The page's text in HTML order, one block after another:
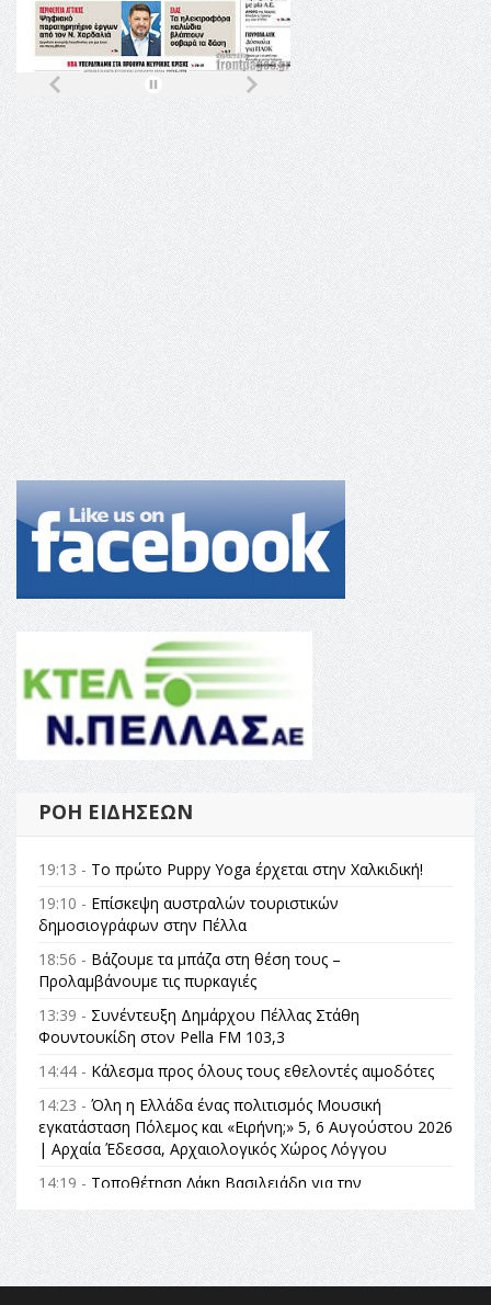
ΡΟΉ ΕΙΔΉΣΕΩΝ
19:13 - Το πρώτο Puppy Yoga έρχεται στην Χαλκιδική!
19:10 - Επίσκεψη αυστραλών τουριστικών
δημοσιογράφων στην Πέλλα
18:56 - Βάζουμε τα μπάζα στη θέση τους –
Προλαμβάνουμε τις πυρκαγιές
13:39 - Συνέντευξη Δημάρχου Πέλλας Στάθη
Φουντουκίδη στον Pella FM 103,3
14:44 - Κάλεσμα προς όλους τους εθελοντές αιμοδότες
14:23 - Όλη η Ελλάδα ένας πολιτισμός Μουσική
εγκατάσταση Πόλεμος και «Ειρήνη;» 5, 6 Αυγούστου 2026
| Αρχαία Έδεσσα, Αρχαιολογικός Χώρος Λόγγου
14:19 - Τοποθέτηση Λάκη Βασιλειάδη για την
Αναθεώρηση του Συντάγματος: «Σε τέτοιες κορυφαίες
θεσμικές διαδικασίες υπάρχει μόνο η ευθύνη απέναντι
στις επόμενες γενιές»
16:35 -Το πρόγραμμα του ΠΑΟΚ στον δεύτερο γύρο του